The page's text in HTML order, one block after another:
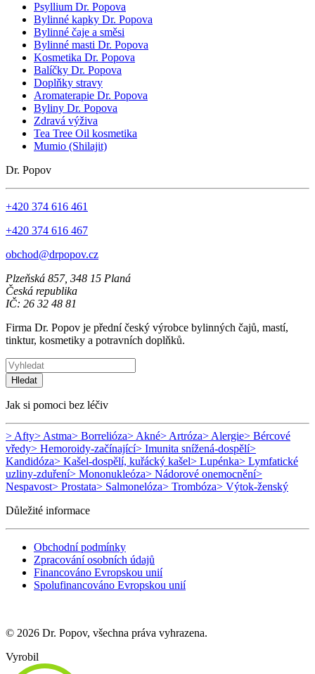
Psyllium Dr. Popova
Bylinné kapky Dr. Popova
Bylinné čaje a směsi
Bylinné masti Dr. Popova
Kosmetika Dr. Popova
Balíčky Dr. Popova
Doplňky stravy
Aromaterapie Dr. Popova
Byliny Dr. Popova
Zdravá výživa
Tea Tree Oil kosmetika
Mumio (Shilajit)
Dr. Popov
+420 374 616 461
+420 374 616 467
obchod@drpopov.cz
Plzeňská 857, 348 15 Planá
Česká republika
IČ: 26 32 48 81
Firma Dr. Popov je přední český výrobce bylinných čajů, mastí,
tinktur, kosmetiky a potravních doplňků.
Hledat
Jak si pomoci bez léčiv
> Afty> Astma> Borrelióza> Akné> Artróza> Alergie> Bércové
vředy> Hemoroidy-začínající> Imunita snížená-dospělí>
Kandidóza> Kašel-dospělí, kuřácký kašel> Lupénka> Lymfatické
uzliny-zduření> Mononukleóza> Nádorové onemocnění>
Nespavost> Prostata> Salmonelóza> Trombóza> Výtok-ženský
Důležité informace
Obchodní podmínky
Zpracování osobních údajů
Financováno Evropskou unií
Spolufinancováno Evropskou unií
© 2026 Dr. Popov, všechna práva vyhrazena.
Vyrobil